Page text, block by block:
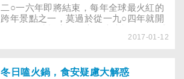
二○一六年即將結束，每年全球最火紅的
跨年景點之一，莫過於從一九○四年就開
2017-01-12
冬日嗑火鍋，食安疑慮大解惑